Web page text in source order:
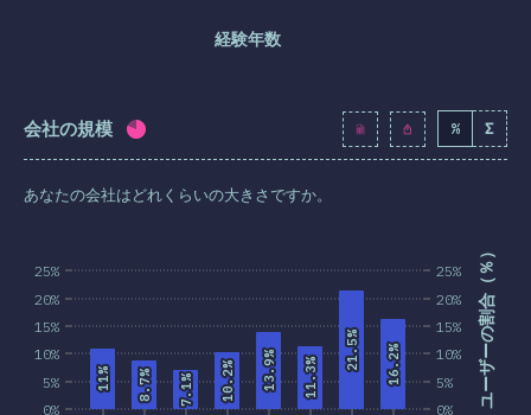
経験年数
会社の規模 回答記入率： 9131) % Σ
あなたの会社はどれくらいの大きさですか。
0%
5%
10%
15%
20%
25% ユーザーの割合（％）
0%
5%
10%
15%
20%
25%
11%
11% 8.7%
8.7% 7.1%
7.1% 10.2%
10.2% 13.9%
13.9% 11.3%
11.3%
21.5%
21.5% 16.2%
16.2%